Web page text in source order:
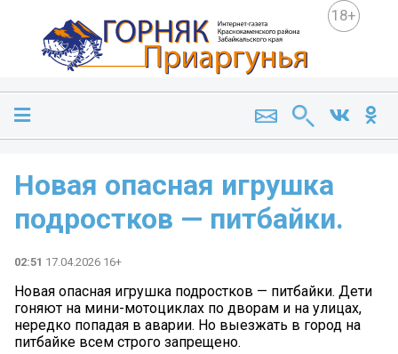
18+
Новая опасная игрушка
подростков — питбайки.
02:51 17.04.2026 16+
Новая опасная игрушка подростков — питбайки. Дети
гоняют на мини-мотоциклах по дворам и на улицах,
нередко попадая в аварии. Но выезжать в город на
питбайке всем строго запрещено.